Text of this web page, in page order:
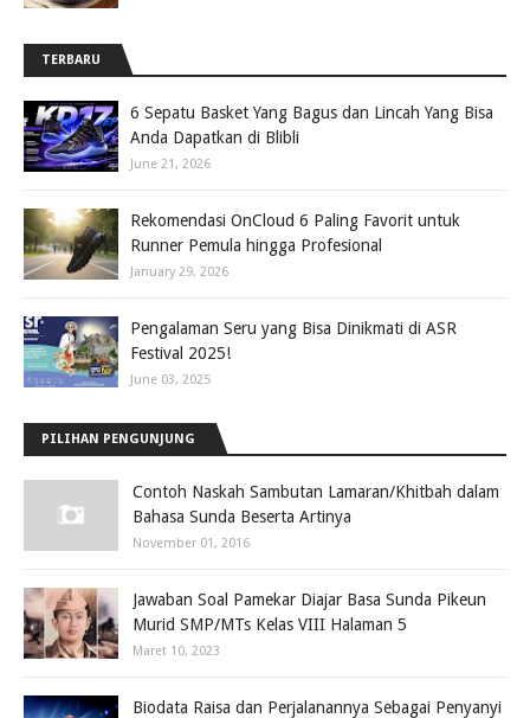
TERBARU
6 Sepatu Basket Yang Bagus dan Lincah Yang Bisa
Anda Dapatkan di Blibli
June 21, 2026
Rekomendasi OnCloud 6 Paling Favorit untuk
Runner Pemula hingga Profesional
January 29, 2026
Pengalaman Seru yang Bisa Dinikmati di ASR
Festival 2025!
June 03, 2025
PILIHAN PENGUNJUNG
Contoh Naskah Sambutan Lamaran/Khitbah dalam
Bahasa Sunda Beserta Artinya
November 01, 2016
Jawaban Soal Pamekar Diajar Basa Sunda Pikeun
Murid SMP/MTs Kelas VIII Halaman 5
Maret 10, 2023
Biodata Raisa dan Perjalanannya Sebagai Penyanyi